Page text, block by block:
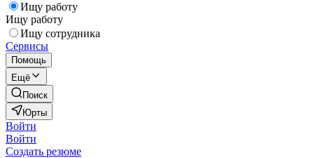
Ищу работу
Ищу работу
Ищу сотрудника
Сервисы
Помощь
Ещё
Поиск
Юрты
Войти
Войти
Создать резюме